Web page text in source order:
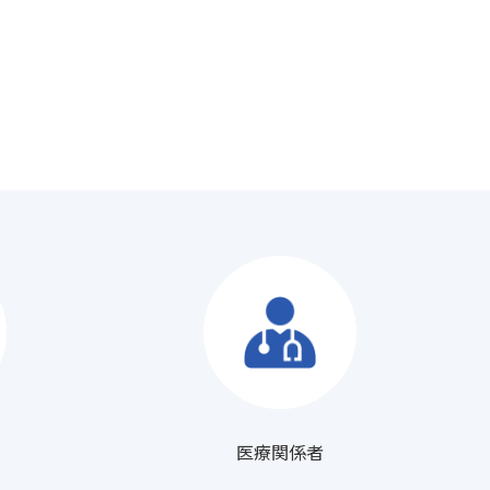
医療関係者